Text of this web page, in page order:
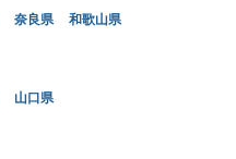
奈良県 和歌山県
山口県